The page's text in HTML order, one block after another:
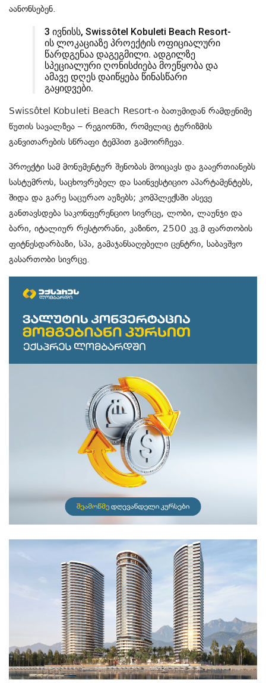
აანონსებენ.
3 ივნისს, Swissôtel Kobuleti Beach Resort-
ის ლოკაციაზე პროექტის ოფიციალური
წარდგენაა დაგეგმილი. ადგილზე
სპეციალური ღონისძიება მოეწყობა და
ამავე დღეს დაიწყება წინასწარი
გაყიდვები.
Swissôtel Kobuleti Beach Resort-ი ბათუმიდან რამდენიმე
წუთის სავალზეა – რეგიონში, რომელიც ტურიზმის
განვითარების სწრაფი ტემპით გამოირჩევა.
პროექტი სამ მონუმენტურ შენობას მოიცავს და გააერთიანებს
სასტუმროს, საცხოვრებელ და საინვესტიციო აპარტამენტებს,
შიდა და გარე საცურაო აუზებს; კომპლექსში ასევე
განთავსდება საკონფერენციო სივრცე, ლობი, ლაუნჯი და
ბარი, იტალიურ რესტორანი, კაზინო, 2500 კვ.მ ფართობის
ფიტნესდარბაზი, სპა, გამაჯანსაღებელი ცენტრი, საბავშვო
გასართობი სივრცე.